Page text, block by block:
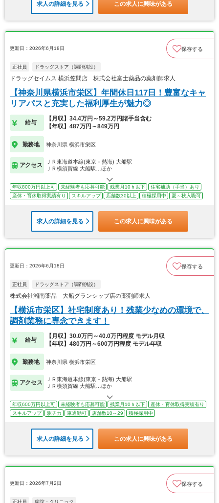
求人の詳細を見る この求人に興味がある
更新日：2026年6月18日 保存する
正社員 ドラッグストア（調剤併設）
ドラッグセイムス 横浜笠間店 株式会社富士薬品の薬剤師求人
【神奈川県横浜市栄区】年間休日117日！豊富なキャ
リアパスと充実した福利厚生が魅力◎
給与
【月収】34.4万円～59.2万円諸手当含む
【年収】487万円～849万円
勤務地 神奈川県 横浜市栄区
アクセス
ＪＲ東海道本線(東京－熱海) 大船駅
ＪＲ横須賀線 大船駅…ほか
年収800万円以上可 未経験者も応募可能 残業月10ｈ以下
住宅補助（手当）あり
産休・育休取得実績有り
スキルアップ 店舗数30以上 積極採用中 夏～秋入職可
求人の詳細を見る この求人に興味がある
更新日：2026年6月18日 保存する
正社員 ドラッグストア（調剤併設）
株式会社湘南薬品 大船グランシップ店の薬剤師求人
【横浜市栄区】社宅制度あり！残業少なめの環境で、
調剤業務に専念できます！
給与
【月収】30.0万円～40.0万円程度 モデル月収
【年収】480万円～600万円程度 モデル年収
勤務地 神奈川県 横浜市栄区
アクセス
ＪＲ東海道本線(東京－熱海) 大船駅
ＪＲ横須賀線 大船駅…ほか
年収600万円以上可 未経験者も応募可能 残業月10ｈ以下
産休・育休取得実績有り
スキルアップ
駅チカ 車通勤可 店舗数10～29 積極採用中
求人の詳細を見る この求人に興味がある
更新日：2026年7月2日 保存する
正社員 病院・クリニック